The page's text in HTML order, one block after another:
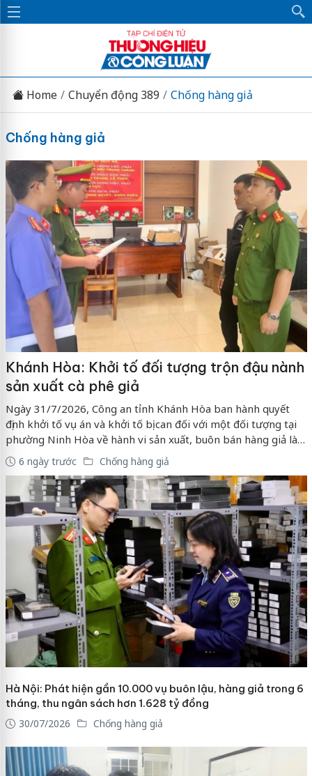
Home Chuyển động 389 Chống hàng giả
Chống hàng giả
Khánh Hòa: Khởi tố đối tượng trộn đậu nành
sản xuất cà phê giả
Ngày 31/7/2026, Công an tỉnh Khánh Hòa ban hành quyết
định khởi tố vụ án và khởi tố bị can đối với một đối tượng tại
phường Ninh Hòa về hành vi sản xuất, buôn bán hàng giả là
thực phẩm. Chủ cơ sở này đã mua nguyên liệu trôi nổi trên
mạng xã hội, đem pha trộn với đậu nành và hương liệu để sản
xuất cà phê giả tung ra thị trường.
6 ngày trước Chống hàng giả
Hà Nội: Phát hiện gần 10.000 vụ buôn lậu, hàng giả trong 6
tháng, thu ngân sách hơn 1.628 tỷ đồng
30/07/2026
Chống hàng giả